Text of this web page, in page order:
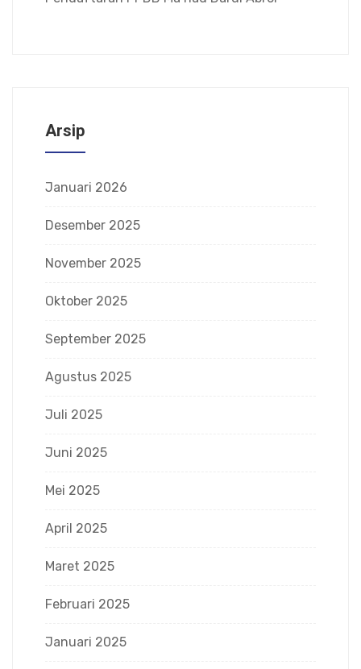
Arsip
Januari 2026
Desember 2025
November 2025
Oktober 2025
September 2025
Agustus 2025
Juli 2025
Juni 2025
Mei 2025
April 2025
Maret 2025
Februari 2025
Januari 2025